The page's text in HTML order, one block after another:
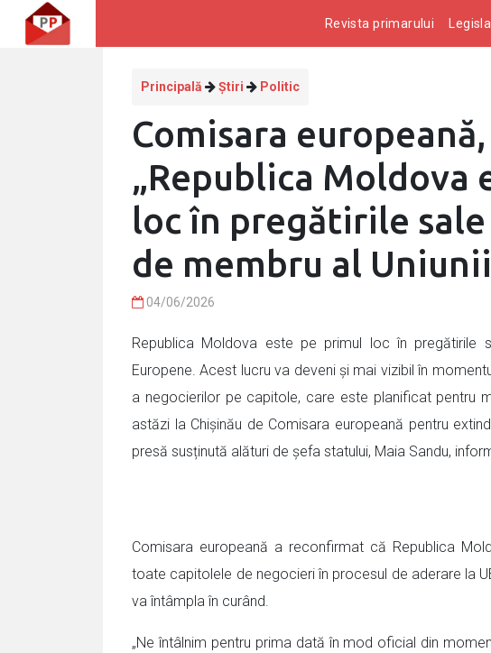
Revista primarului
Principală Știri Politic
Comisara
„Republica Moldova
loc în pregătirile
de membru al
04/06/2026
Republica Moldova este pe primul loc în pregătirile
Europene. Acest lucru va deveni și mai vizibil în
a negocierilor pe capitole, care este planificat pentru
astăzi la Chișinău de Comisara europeană pentru
presă susținută alături de șefa statului, Maia Sandu,
Comisara europeană a reconfirmat că Republica
toate capitolele de negocieri în procesul de aderare la
va întâmpla în curând.
„Ne întâlnim pentru prima dată în mod oficial din